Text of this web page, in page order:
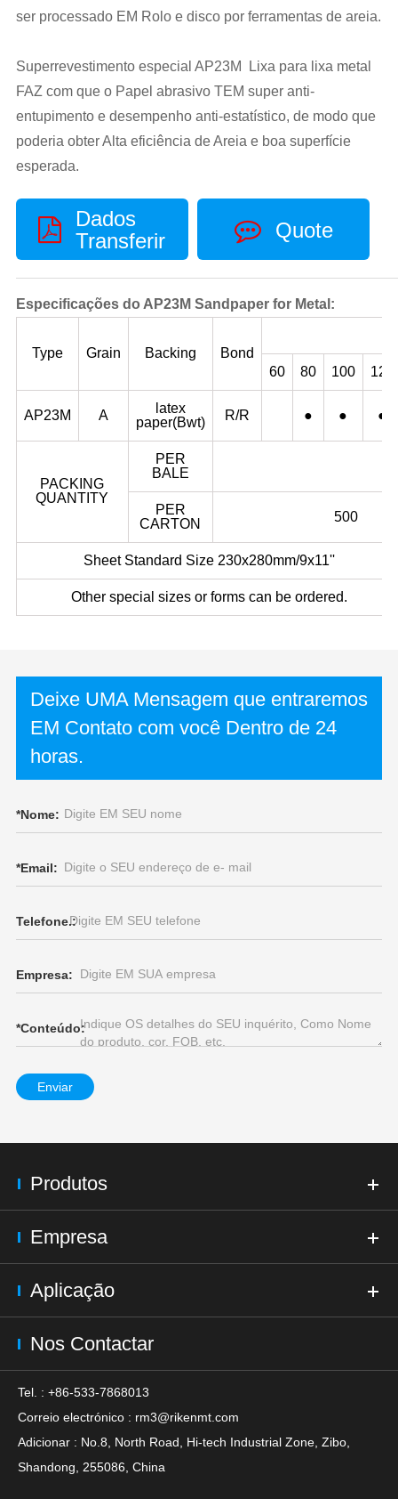
ser processado EM Rolo e disco por ferramentas de areia.
Superrevestimento especial AP23M Lixa para lixa metal
FAZ com que o Papel abrasivo TEM super anti-
entupimento e desempenho anti-estatístico, de modo que
poderia obter Alta eficiência de Areia e boa superfície
esperada.
Dados
Transferir
Quote
Especificações do AP23M Sandpaper for Metal:
Type Grain Backing
Bond
60
80 100 120
AP23M A
latex
paper(Bwt)
R/R ● ● ●
PACKING
QUANTITY
PER
BALE
PER
CARTON
500
Sheet Standard Size 230x280mm/9x11''
Other special sizes or forms can be ordered.
Deixe UMA Mensagem que entraremos
EM Contato com você Dentro de 24
horas.
*Nome:
*Email:
Telefone.:
Empresa:
*Conteúdo:
Enviar
Produtos
Empresa
Aplicação
Nos Contactar
Tel. : +86-533-7868013
Correio electrónico : rm3@rikenmt.com
Adicionar : No.8, North Road, Hi-tech Industrial Zone, Zibo,
Shandong, 255086, China